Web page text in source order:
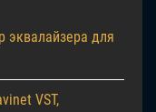
эквалайзера для
VST,